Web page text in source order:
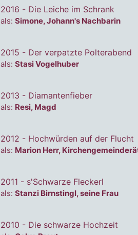
2016 - Die Leiche im Schrank
als: Simone, Johann's Nachbarin
2015 - Der verpatzte Polterabend
als: Stasi Vogelhuber
2013 - Diamantenfieber
als: Resi, Magd
2012 - Hochwürden auf der Flucht
als: Marion Herr,
2011 - s'Schwarze Fleckerl
als: Stanzi Birnstingl, seine Frau
2010 - Die schwarze Hochzeit